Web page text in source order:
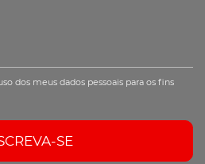
dos meus dados pessoais para os fins
SE